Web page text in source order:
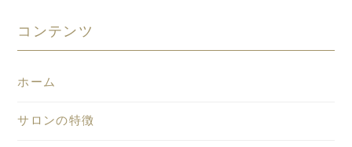
コンテンツ
ホーム
サロンの特徴